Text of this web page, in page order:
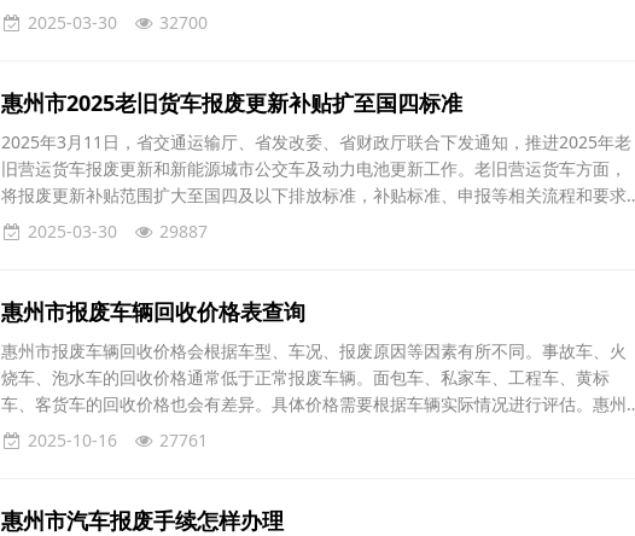
2万元、购买2.0升及以下排量燃油乘用车补1.5万元。自《汽车以旧换新补贴实施细
则》印发之日起申请补贴的消费者，按照本通知标准执行补贴。消费者按本通知标准
2025-03-30 32700
惠州市2025老旧货车报废更新补贴扩至国四标准
2025年3月11日，省交通运输厅、省发改委、省财政厅联合下发通知，推进2025年老
旧营运货车报废更新和新能源城市公交车及动力电池更新工作。老旧营运货车方面，
将报废更新补贴范围扩大至国四及以下排放标准，补贴标准、申报等相关流程和要求
参照2024年相关文件。2025年惠州市新能源城市公交车及动力电池更新补贴标准为：
报废老旧城市公交车并购买符合条件的新能源城市公交车，统一每辆车补贴8万元；对
2025-03-30 29887
惠州市报废车辆回收价格表查询
惠州市报废车辆回收价格会根据车型、车况、报废原因等因素有所不同。事故车、火
烧车、泡水车的回收价格通常低于正常报废车辆。面包车、私家车、工程车、黄标
车、客货车的回收价格也会有差异。具体价格需要根据车辆实际情况进行评估。惠州
市汽车报废回收价格根据车型和重量等因素而异。根据公开信息，以下是汽车报废回
收价格表：1. 报废轿车：1800元至2300元/吨。2. 报废重型载货车：1500元至1800
2025-10-16 27761
惠州市汽车报废手续怎样办理